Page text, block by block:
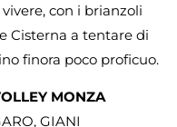
con i brianzoli
Cisterna a tentare di
finora poco proficuo.
MONZA
GIANI